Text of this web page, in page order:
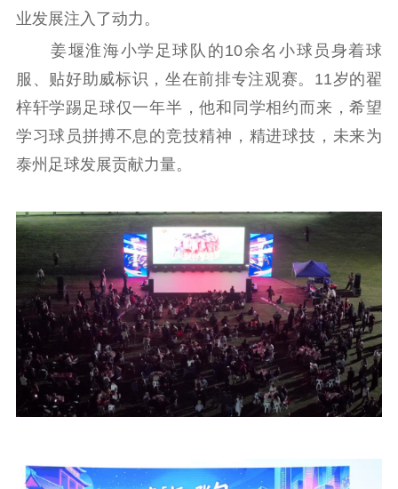
业发展注入了动力。
姜堰淮海小学足球队的10余名小球员身着球
服、贴好助威标识，坐在前排专注观赛。11岁的翟
梓轩学踢足球仅一年半，他和同学相约而来，希望
学习球员拼搏不息的竞技精神，精进球技，未来为
泰州足球发展贡献力量。